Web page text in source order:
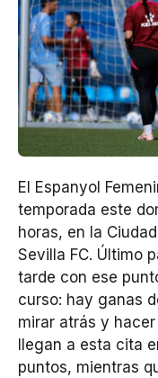
El Espanyol
temporada este
horas, en la
Sevilla FC. Último
tarde con ese
curso: hay ganas
mirar atrás y
llegan a esta cita
puntos, mientras